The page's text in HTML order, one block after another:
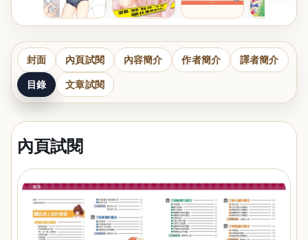
封面 內頁試閱 內容簡介 作者簡介 譯者簡介
目錄 文章試閱
內頁試閱